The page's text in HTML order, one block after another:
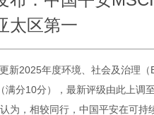
太区第一
新2025年度环境、社会及治理
分10分），最新评级由此上调
为，相较同行，中国平安在可持